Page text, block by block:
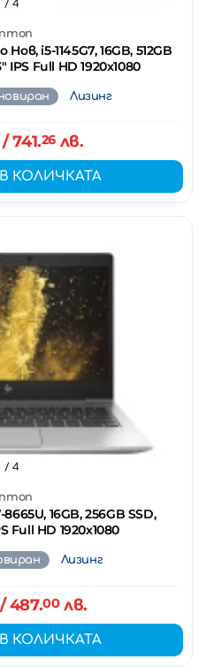
i5-1145G7, 16GB, 512GB
IPS Full HD 1920x1080
/ 4
Лизинг
/ 741.26лв.
КОЛИЧКАТА
16GB, 256GB SSD,
Full HD 1920x1080
/ 4
Лизинг
/ 487.00лв.
КОЛИЧКАТА